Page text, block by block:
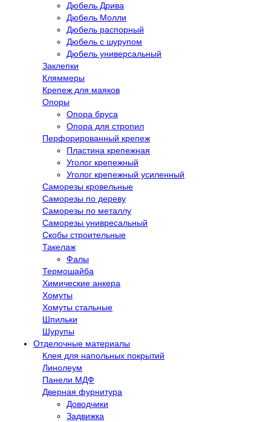
Дюбель Дрива
Дюбель Молли
Дюбель распорный
Дюбель с шурупом
Дюбель универсальный
Заклепки
Кляммеры
Крепеж для маяков
Опоры
Опора бруса
Опора для стропил
Перфорированный крепеж
Пластина крепежная
Уголог крепежный
Уголог крепежный усиленный
Саморезы кровельные
Саморезы по дереву
Саморезы по металлу
Саморезы унивресальный
Скобы строительные
Такелаж
Фалы
Термошайба
Химические анкера
Хомуты
Хомуты стальные
Шпильки
Шурупы
Отделочные материалы
Клея для напольных покрытий
Линолеум
Панели МДФ
Дверная фурнитура
Доводчики
Задвижка